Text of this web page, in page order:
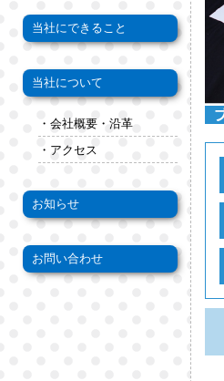
当社にできること
当社について
・会社概要・沿革
・アクセス
お知らせ
お問い合わせ